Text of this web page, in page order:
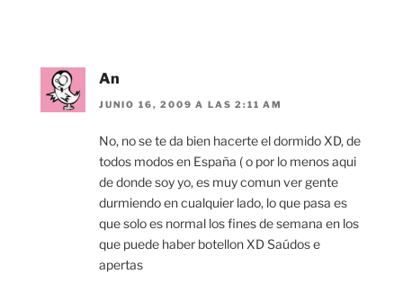
An
JUNIO 16, 2009 A LAS 2:11 AM
No, no se te da bien hacerte el dormido XD, de
todos modos en España ( o por lo menos aqui
de donde soy yo, es muy comun ver gente
durmiendo en cualquier lado, lo que pasa es
que solo es normal los fines de semana en los
que puede haber botellon XD Saúdos e
apertas